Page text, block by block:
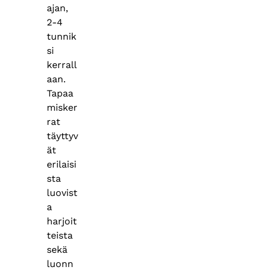
ajan,
2-4
tunnik
si
kerrall
aan.
Tapaa
misker
rat
täyttyv
ät
erilaisi
sta
luovist
a
harjoit
teista
sekä
luonn